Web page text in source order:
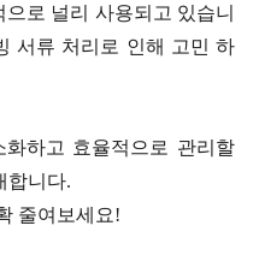
로 널리 사용되고 있습니
서류 처리로 인해 고민 하
하고 효율적으로 관리할
합니다.
줄여보세요!